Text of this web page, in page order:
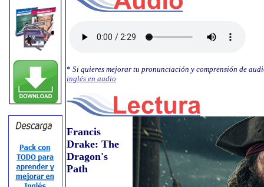
* Si quieres mejorar tu pronunciación y comprensión de
inglés en audio
Francis
Drake: The
Dragon's
Path